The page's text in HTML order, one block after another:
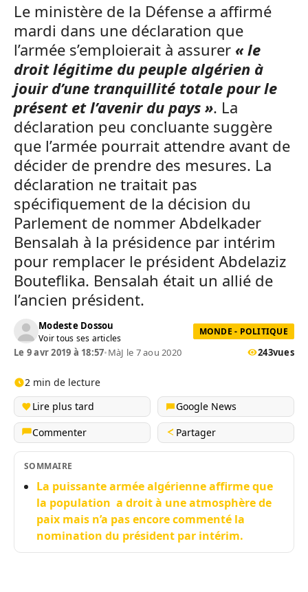
Le ministère de la Défense a affirmé
mardi dans une déclaration que
l’armée s’emploierait à assurer « le
droit légitime du peuple algérien à
jouir d’une tranquillité totale pour le
présent et l’avenir du pays ». La
déclaration peu concluante suggère
que l’armée pourrait attendre avant de
décider de prendre des mesures. La
déclaration ne traitait pas
spécifiquement de la décision du
Parlement de nommer Abdelkader
Bensalah à la présidence par intérim
pour remplacer le président Abdelaziz
Bouteflika. Bensalah était un allié de
l’ancien président.
Modeste Dossou
Voir tous ses articles
MONDE - POLITIQUE
Le 9 avr 2019 à 18:57•MàJ le 7 aou 2020 243vues
2 min de lecture
Lire plus tard
Google News
Commenter
Partager
SOMMAIRE
La puissante armée algérienne affirme que
la population a droit à une atmosphère de
paix mais n’a pas encore commenté la
nomination du président par intérim.